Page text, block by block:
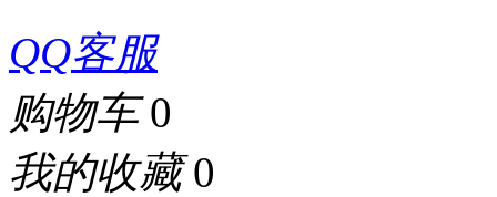
QQ客服
购物车 0
我的收藏 0